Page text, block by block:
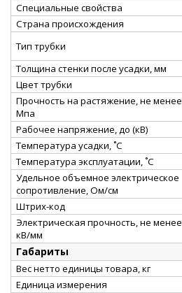
Специальные свойства
Страна происхождения
Тип трубки
Толщина стенки после усадки, мм
Цвет трубки
Прочность на растяжение, не менее
Мпа
Рабочее напряжение, до (кВ)
Температура усадки, ˚С
Температура эксплуатации, ˚С
Удельное объемное электрическое
сопротивление, Ом/см
Штрих-код
Электрическая прочность, не менее
кВ/мм
Габариты
Вес нетто единицы товара, кг
Единица измерения